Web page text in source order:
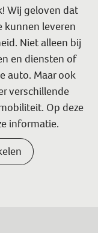
Wij geloven dat
kunnen leveren
Niet alleen bij
en diensten of
auto. Maar ook
verschillende
Op deze
informatie.